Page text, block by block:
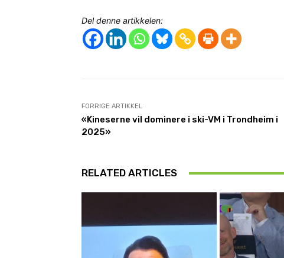
Del denne artikkelen:
FORRIGE ARTIKKEL
«Kineserne vil dominere i ski-VM i Trondheim i
2025»
RELATED ARTICLES